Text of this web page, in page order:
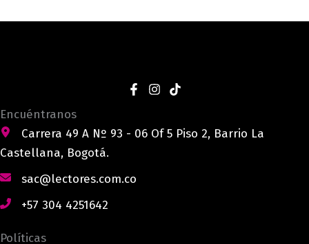
Encuéntranos
Carrera 49 A Nº 93 - 06 Of 5 Piso 2, Barrio La
Castellana, Bogotá.
sac@lectores.com.co
+57 304 4251642
Políticas